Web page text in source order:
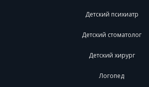
Детский психиатр
Детский стоматолог
Детский хирург
Логопед